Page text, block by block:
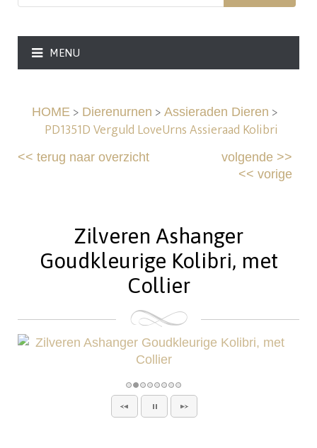
MENU
HOME> Dierenurnen > Assieraden Dieren >
PD1351D Verguld LoveUrns Assieraad Kolibri
<<terug naar overzicht volgende>>
<< vorige
Zilveren Ashanger
Goudkleurige Kolibri, met
Collier